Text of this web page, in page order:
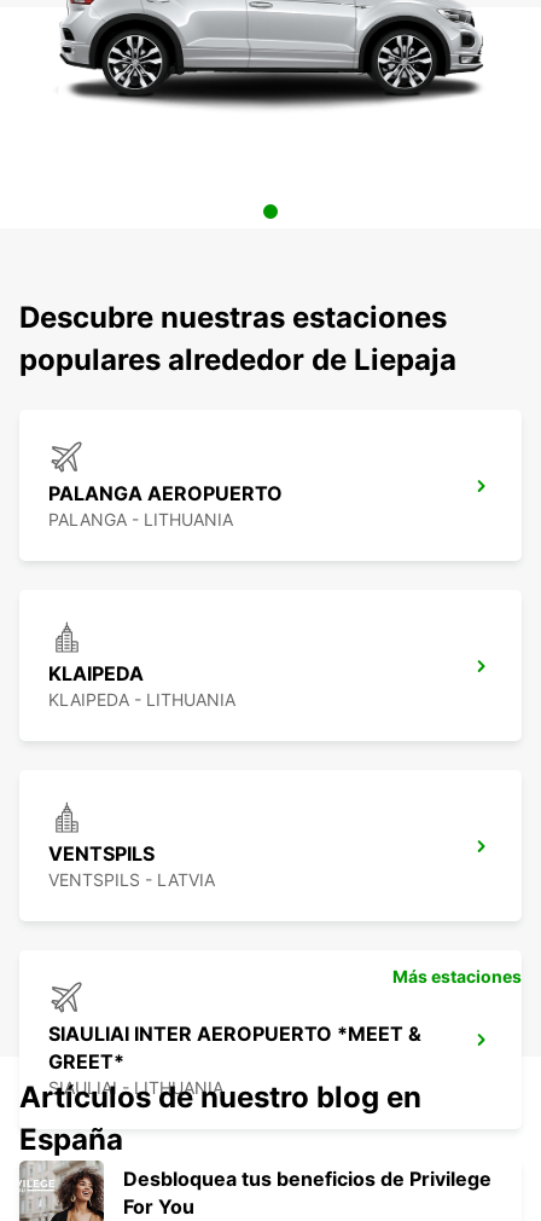
Descubre nuestras estaciones
populares alrededor de Liepaja
PALANGA AEROPUERTO
PALANGA - LITHUANIA
KLAIPEDA
KLAIPEDA - LITHUANIA
VENTSPILS
VENTSPILS - LATVIA
SIAULIAI INTER AEROPUERTO *MEET &
GREET*
SIAULIAI - LITHUANIA
Más estaciones
Artículos de nuestro blog en
España
Desbloquea tus beneficios de Privilege
For You